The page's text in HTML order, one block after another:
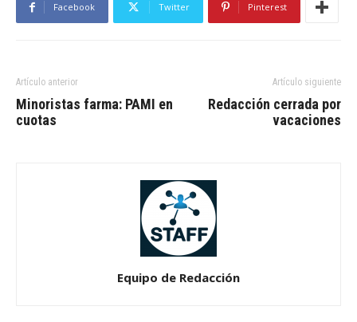
Facebook Twitter Pinterest
Artículo anterior
Minoristas farma: PAMI en
cuotas
Artículo siguiente
Redacción cerrada por
vacaciones
Equipo de Redacción